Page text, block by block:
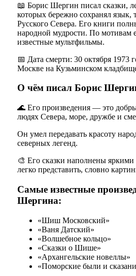
📖 Борис Шергин писал сказки,
которых бережно сохранял язык,
Русского Севера. Его книги
народной мудрости. По мотивам
известные мультфильмы.
📅 Дата смерти: 30 октября 1973
Москве на Кузьминском
О чём писал Борис
🌊 Его произведения — это
людях Севера, море, дружбе и
Он умел передавать красоту
северных легенд.
🎨 Его сказки наполнены яркими
легко представить, словно
Самые известные
Шергина:
«Шиш Московский»
«Ваня Датский»
«Волшебное кольцо»
«Сказки о Шише»
«Архангельские новеллы»
«Поморские были и